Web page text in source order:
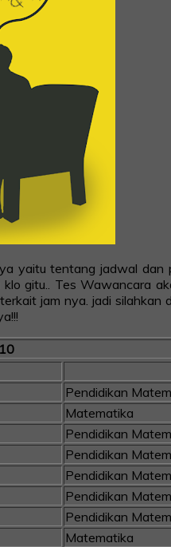
yaitu tentang jadwal
gitu.. Tes Wawancara
jam nya. jadi silahkan
Pendidikan
Matematika
Pendidikan
Pendidikan
Pendidikan
Pendidikan
Pendidikan
Matematika